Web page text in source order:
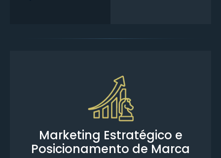
Marketing Estratégico e
Posicionamento de Marca